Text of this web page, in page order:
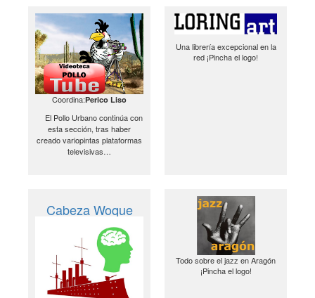
Coordina:Perico Liso
El Pollo Urbano continúa con
esta sección, tras haber
creado variopintas plataformas
televisivas…
Una librería excepcional en la
red ¡Pincha el logo!
Cabeza Woque
Todo sobre el jazz en Aragón
¡Pincha el logo!